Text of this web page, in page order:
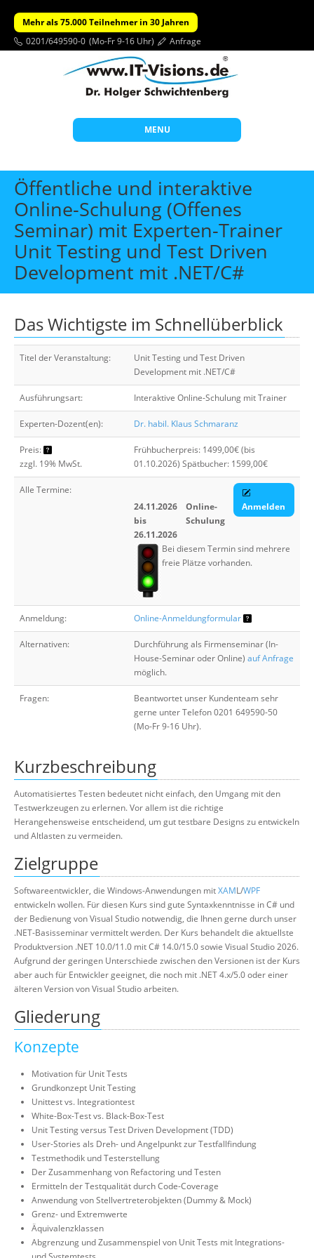
Mehr als 75.000 Teilnehmer in 30 Jahren
0201/649590-0 (Mo-Fr 9-16 Uhr) Anfrage
MENU
Start
Themen
Beratung
Individuelle Schulungen
Offene Seminare
Über uns
Suche
Öffentliche und interaktive
Online-Schulung (Offenes
Seminar) mit Experten-Trainer
Unit Testing und Test Driven
Development mit .NET/C#
Das Wichtigste im Schnellüberblick
Titel der Veranstaltung:
Unit Testing und Test Driven
Development mit .NET/C#
Ausführungsart: Interaktive Online-Schulung mit Trainer
Experten-Dozent(en): Dr. habil. Klaus Schmaranz
Preis:
zzgl. 19% MwSt.
Frühbucherpreis: 1499,00€ (bis
01.10.2026) Spätbucher: 1599,00€
Alle Termine:
24.11.2026
bis
26.11.2026
Online-
Schulung
Anmelden
Bei diesem Termin sind mehrere
freie Plätze vorhanden.
Anmeldung: Online-Anmeldungformular
Alternativen:
Durchführung als Firmenseminar (In-
House-Seminar oder Online) auf Anfrage
möglich.
Fragen:
Beantwortet unser Kundenteam sehr
gerne unter Telefon 0201 649590-50
(Mo-Fr 9-16 Uhr).
Kurzbeschreibung
Automatisiertes Testen bedeutet nicht einfach, den Umgang mit den
Testwerkzeugen zu erlernen. Vor allem ist die richtige
Herangehensweise entscheidend, um gut testbare Designs zu entwickeln
und Altlasten zu vermeiden.
Zielgruppe
Softwareentwickler, die Windows-Anwendungen mitXAML/WPF
entwickeln wollen. Für diesen Kurs sind gute Syntaxkenntnisse in C# und
der Bedienung von Visual Studio notwendig, die Ihnen gerne durch unser
.NET-Basisseminar vermittelt werden. Der Kurs behandelt die aktuellste
Produktversion .NET 10.0/11.0 mit C# 14.0/15.0 sowie Visual Studio 2026.
Aufgrund der geringen Unterschiede zwischen den Versionen ist der Kurs
aber auch für Entwickler geeignet, die noch mit .NET 4.x/5.0 oder einer
älteren Version von Visual Studio arbeiten.
Gliederung
Konzepte
Motivation für Unit Tests
Grundkonzept Unit Testing
Unittest vs. Integrationtest
White-Box-Test vs. Black-Box-Test
Unit Testing versus Test Driven Development (TDD)
User-Stories als Dreh- und Angelpunkt zur Testfallfindung
Testmethodik und Testerstellung
Der Zusammenhang von Refactoring und Testen
Ermitteln der Testqualität durch Code-Coverage
Anwendung von Stellvertreterobjekten (Dummy & Mock)
Grenz- und Extremwerte
Äquivalenzklassen
Abgrenzung und Zusammenspiel von Unit Tests mit Integrations-